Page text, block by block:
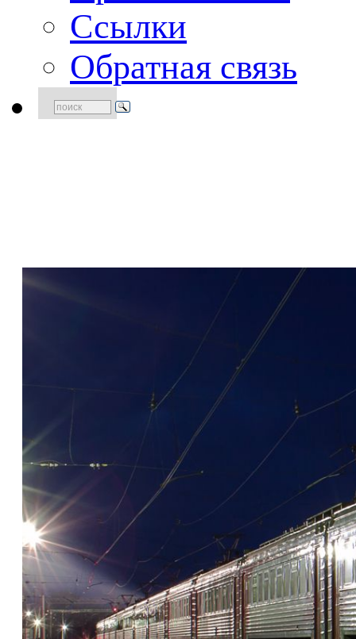
Ссылки
Обратная связь